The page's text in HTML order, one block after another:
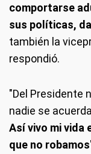
comportarse
sus políticas,
también la
respondió.
"Del Presidente
nadie se
Así vivo mi vida
que no robamos